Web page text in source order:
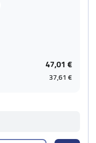
47,01 €
37,61 €